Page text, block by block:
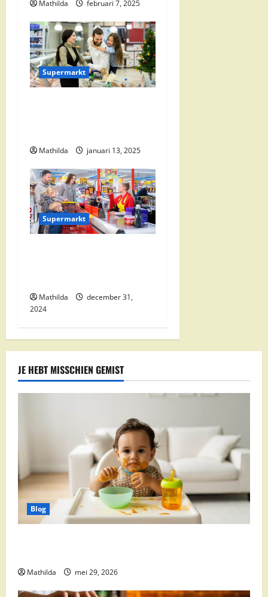
g
a
t
i
Mathilda februari 7, 2025
Supermarkt
Mathilda januari 13, 2025
Supermarkt
Mathilda
december 31,
2024
JE HEBT MISSCHIEN GEMIST
Blog
Mathilda mei 29, 2026